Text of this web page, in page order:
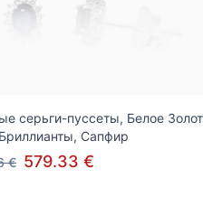
серьги-пуссеты, Белое
Сапфир
€ 579.33 €